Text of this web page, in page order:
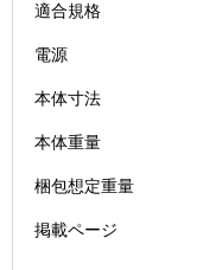
適合規格
電源
本体寸法
本体重量
梱包想定重量
掲載ページ